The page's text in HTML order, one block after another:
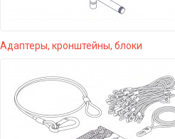
Адаптеры, кронштейны, блоки